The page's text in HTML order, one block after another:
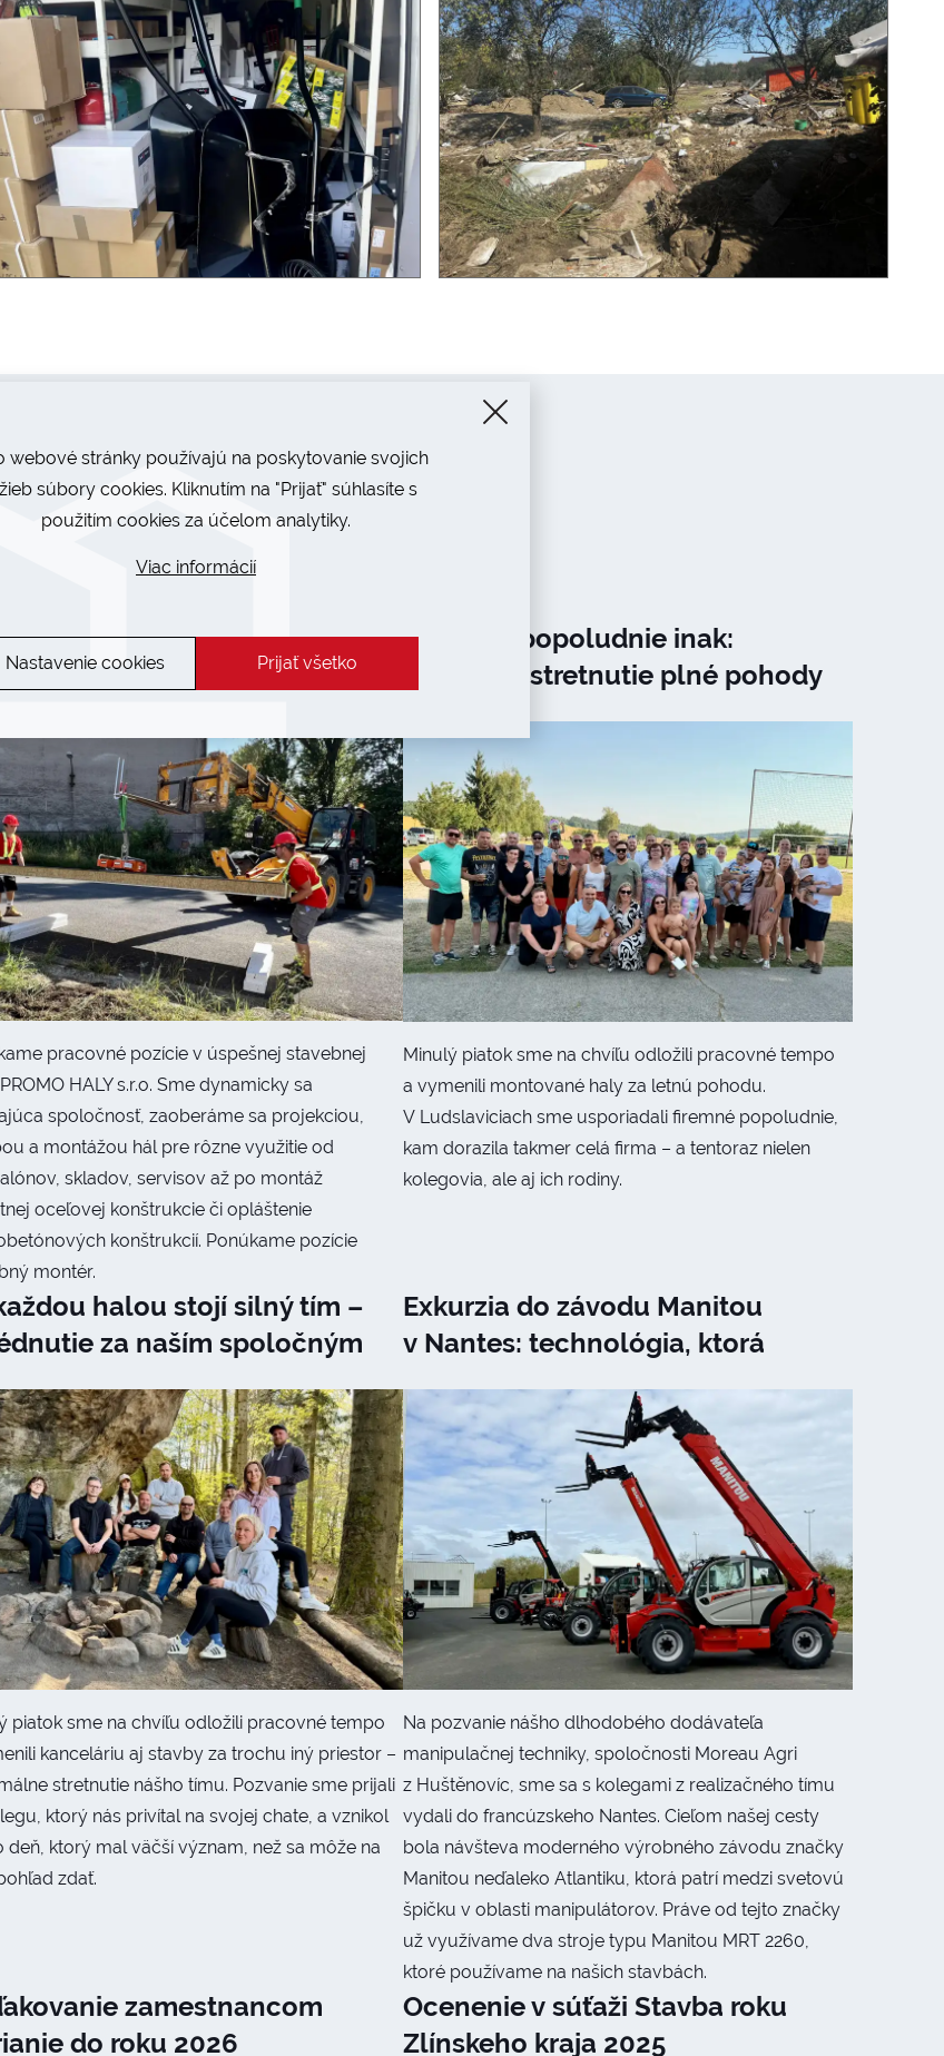
webové stránky používajú na poskytovanie svojich
súbory cookies. Kliknutím na "Prijať" súhlasíte s
použitím cookies za účelom analytiky.
Viac informácií
Nastavenie cookies Prijať všetko
nových kolegov na
montér
pracovné pozície v úspešnej stavebnej
HALY s.r.o. Sme dynamicky sa
spoločnosť, zaoberáme sa projekciou,
a montážou hál pre rôzne využitie od
skladov, servisov až po montáž
oceľovej konštrukcie či opláštenie
konštrukcií. Ponúkame pozície
montér.
Piatkové popoludnie inak:
spoločné stretnutie plné pohody
Minulý piatok sme na chvíľu odložili pracovné tempo
a vymenili montované haly za letnú pohodu.
V Ludslaviciach sme usporiadali firemné popoludnie,
kam dorazila takmer celá firma – a tentoraz nielen
kolegovia, ale aj ich rodiny.
halou stojí silný tím –
za naším spoločným
piatok sme na chvíľu odložili pracovné tempo
kanceláriu aj stavby za trochu iný priestor –
stretnutie nášho tímu. Pozvanie sme prijali
ktorý nás privítal na svojej chate, a vznikol
deň, ktorý mal väčší význam, než sa môže na
zdať.
Exkurzia do závodu Manitou
v Nantes: technológia, ktorá
mechanizácie
Na pozvanie nášho dlhodobého dodávateľa
manipulačnej techniky, spoločnosti Moreau Agri
z Huštěnovíc, sme sa s kolegami z realizačného tímu
vydali do francúzskeho Nantes. Cieľom našej cesty
bola návšteva moderného výrobného závodu značky
Manitou neďaleko Atlantiku, ktorá patrí medzi svetovú
špičku v oblasti manipulátorov. Práve od tejto značky
už využívame dva stroje typu Manitou MRT 2260,
ktoré používame na našich stavbách.
zamestnancom
do roku 2026
Ocenenie v súťaži Stavba roku
Zlínskeho kraja 2025